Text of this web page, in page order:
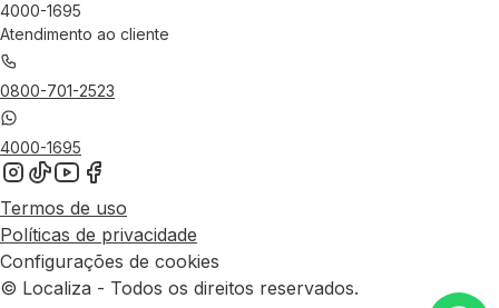
4000-1695
Atendimento ao cliente
0800-701-2523
4000-1695
Termos de uso
Políticas de privacidade
Configurações de cookies
© Localiza - Todos os direitos reservados.